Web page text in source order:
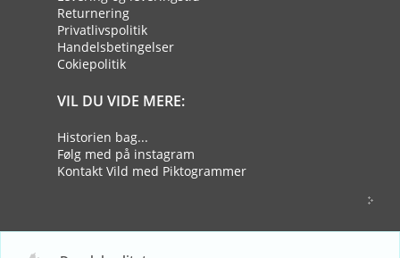
Returnering
Privatlivspolitik
Handelsbetingelser
Cokiepolitik
VIL DU VIDE MERE:
Historien bag...
Følg med på instagram
Kontakt Vild med Piktogrammer